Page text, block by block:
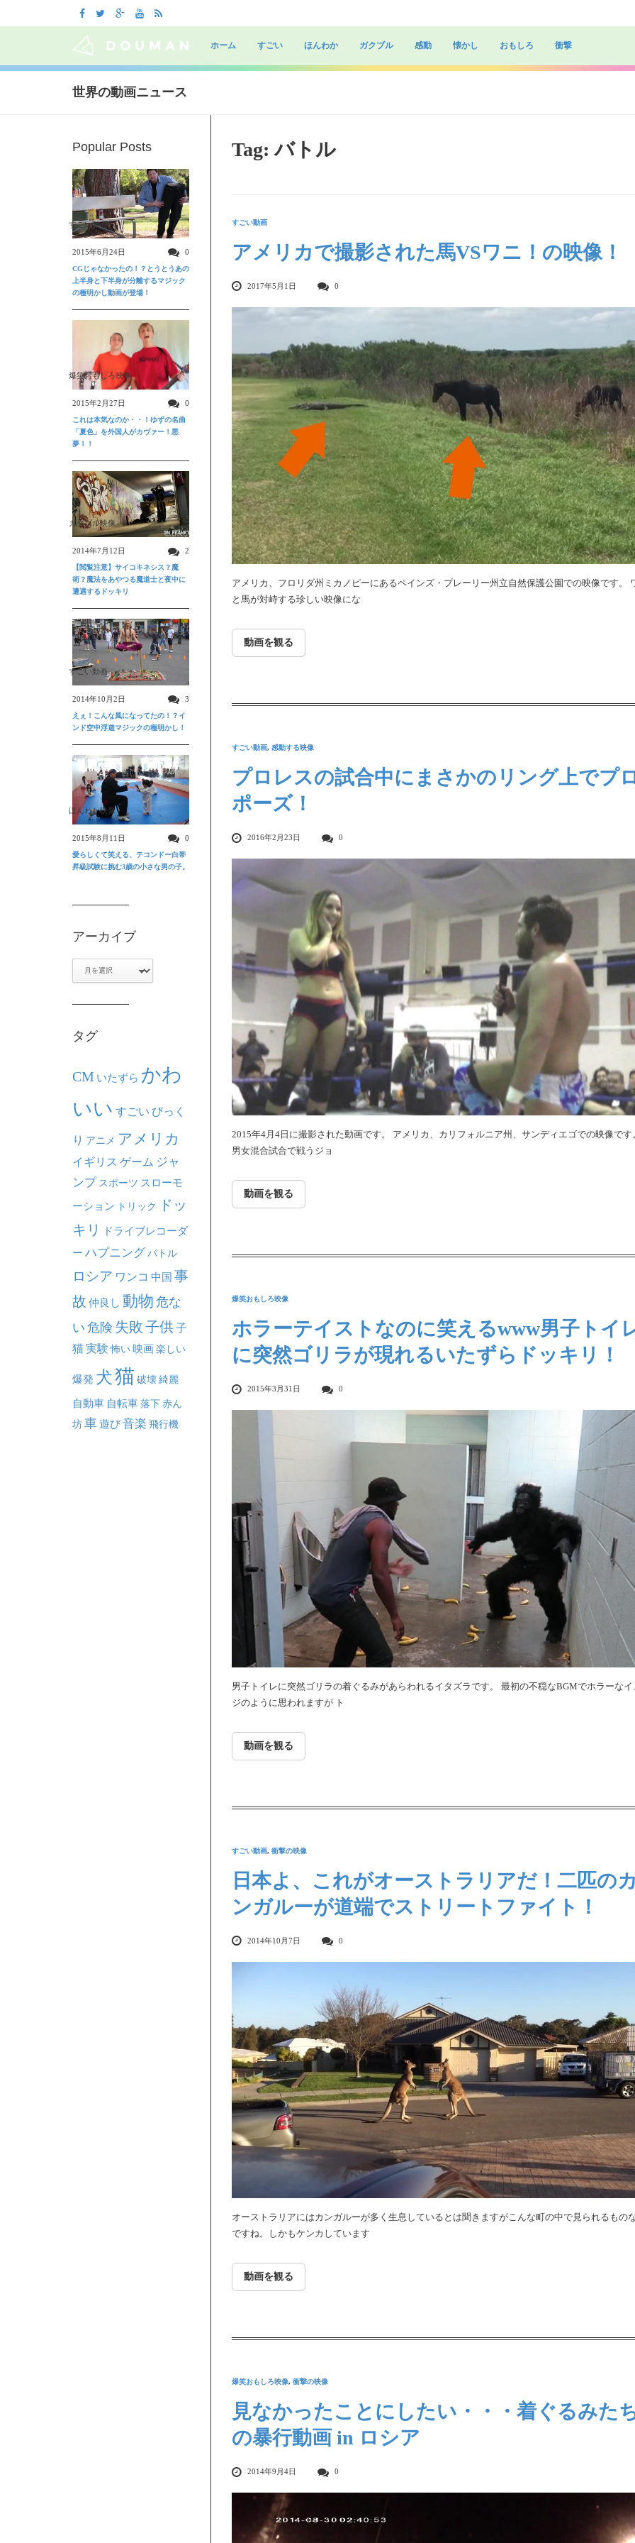
to
ホーム すごい ほんわか ガクブル 感動 懐かし おもしろ 衝撃
世界の動画ニュース
Tag: バトル
すごい動画
アメリカで撮影された馬VSワニ！の映像！
2017年5月1日 0
アメリカ、フロリダ州ミカノピーにあるペインズ・プレーリー州立自然保護公園での映像です。
と馬が対峙する珍しい映像にな
動画を観る
すごい動画, 感動する映像
プロレスの試合中にまさかのリング上でプ
ポーズ！
2016年2月23日 0
2015年4月4日に撮影された動画です。 アメリカ、カリフォルニア州、サンディエゴでの映像です
男女混合試合で戦うジョ
動画を観る
爆笑おもしろ映像
ホラーテイストなのに笑えるwww男子トイ
に突然ゴリラが現れるいたずらドッキリ！
2015年3月31日 0
男子トイレに突然ゴリラの着ぐるみがあらわれるイタズラです。 最初の不穏なBGMでホラーなイ
ジのように思われますが ト
動画を観る
すごい動画, 衝撃の映像
日本よ、これがオーストラリアだ！二匹の
ンガルーが道端でストリートファイト！
2014年10月7日 0
オーストラリアにはカンガルーが多く生息しているとは聞きますがこんな町の中で見られるもの
ですね。しかもケンカしています
動画を観る
爆笑おもしろ映像, 衝撃の映像
見なかったことにしたい・・・着ぐるみた
の暴行動画 in ロシア
2014年9月4日 0
Popular Posts
すごい動画
2015年6月24日 0
CGじゃなかったの！？とうとうあの
上半身と下半身が分離するマジック
の種明かし動画が登場！
爆笑おもしろ映像
2015年2月27日 0
これは本気なのか・・！ゆずの名曲
「夏色」を外国人がカヴァー！悪
夢！！
ガクブル映像
2014年7月12日 2
【閲覧注意】サイコキネシス？魔
術？魔法をあやつる魔道士と夜中に
遭遇するドッキリ
すごい動画
2014年10月2日 3
えぇ！こんな風になってたの！？イ
ンド空中浮遊マジックの種明かし！
ほんわか映像
2015年8月11日 0
愛らしくて笑える、テコンドー白帯
昇級試験に挑む3歳の小さな男の子。
アーカイブ
タグ
CM いたずら かわ
いい すごい びっく
り アニメ アメリカ
イギリス ゲーム ジャ
ンプ スポーツ スローモ
ーション トリック
ドッ
キリ
ドライブレコーダ
ー ハプニング バトル
ロシア ワンコ 中国 事
故 仲良し 動物 危な
い 危険 失敗子供子
猫実験 怖い映画楽しい
爆発 犬猫 破壊綺麗
自動車 自転車落下赤ん
坊車遊び音楽 飛行機